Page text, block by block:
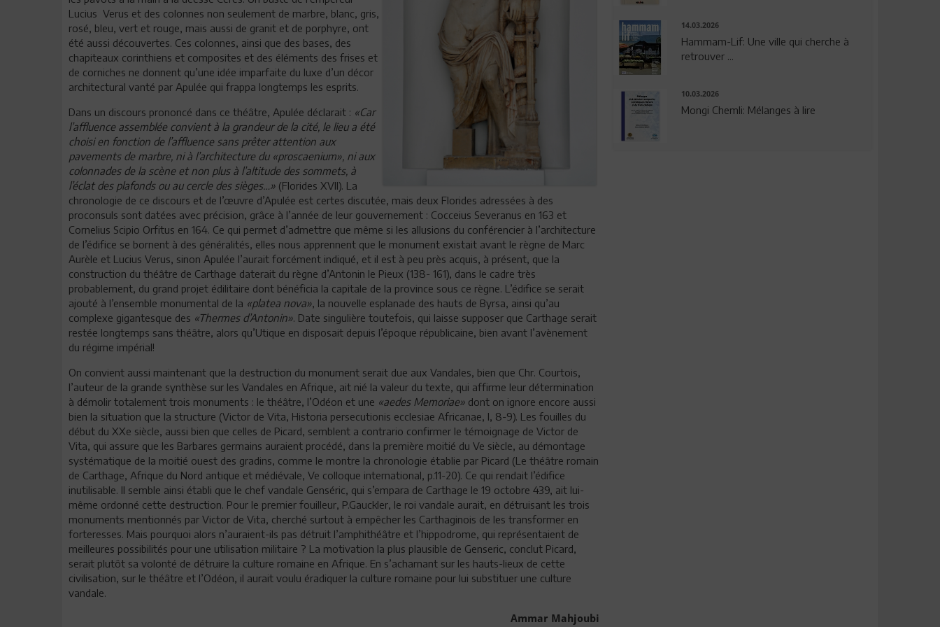
Lucius Verus et des colonnes non seulement de marbre, blanc, gris,
rosé, bleu, vert et rouge, mais aussi de granit et de porphyre, ont
été aussi découvertes. Ces colonnes, ainsi que des bases, des
chapiteaux corinthiens et composites et des éléments des frises et
de corniches ne donnent qu’une idée imparfaite du luxe d’un décor
architectural vanté par Apulée qui frappa longtemps les esprits.
Dans un discours prononcé dans ce théâtre, Apulée déclarait : «Car
l’affluence assemblée convient à la grandeur de la cité, le lieu a été
choisi en fonction de l’affluence sans prêter attention aux
pavements de marbre, ni à l’architecture du «proscaenium», ni aux
colonnades de la scène et non plus à l’altitude des sommets, à
l’éclat des plafonds ou au cercle des sièges…» (Florides XVII). La
chronologie de ce discours et de l’œuvre d’Apulée est certes discutée, mais deux Florides adressées à des
proconsuls sont datées avec précision, grâce à l’année de leur gouvernement : Cocceius Severanus en 163 et
Cornelius Scipio Orfitus en 164. Ce qui permet d’admettre que même si les allusions du conférencier à l’architecture
de l’édifice se bornent à des généralités, elles nous apprennent que le monument existait avant le règne de Marc
Aurèle et Lucius Verus, sinon Apulée l’aurait forcément indiqué, et il est à peu près acquis, à présent, que la
construction du théâtre de Carthage daterait du règne d’Antonin le Pieux (138- 161), dans le cadre très
probablement, du grand projet édilitaire dont bénéficia la capitale de la province sous ce règne. L’édifice se serait
ajouté à l’ensemble monumental de la «platea nova», la nouvelle esplanade des hauts de Byrsa, ainsi qu’au
complexe gigantesque des «Thermes d’Antonin». Date singulière toutefois, qui laisse supposer que Carthage serait
restée longtemps sans théâtre, alors qu’Utique en disposait depuis l’époque républicaine, bien avant l’avènement
du régime impérial!
On convient aussi maintenant que la destruction du monument serait due aux Vandales, bien que Chr. Courtois,
l’auteur de la grande synthèse sur les Vandales en Afrique, ait nié la valeur du texte, qui affirme leur détermination
à démolir totalement trois monuments : le théâtre, l’Odéon et une «aedes Memoriae» dont on ignore encore aussi
bien la situation que la structure (Victor de Vita, Historia persecutionis ecclesiae Africanae, I, 8-9). Les fouilles du
début du XXe siècle, aussi bien que celles de Picard, semblent a contrario confirmer le témoignage de Victor de
Vita, qui assure que les Barbares germains auraient procédé, dans la première moitié du Ve siècle, au démontage
systématique de la moitié ouest des gradins, comme le montre la chronologie établie par Picard (Le théâtre romain
de Carthage, Afrique du Nord antique et médiévale, Ve colloque international, p.11-20). Ce qui rendait l’édifice
inutilisable. Il semble ainsi établi que le chef vandale Genséric, qui s’empara de Carthage le 19 octobre 439, ait lui-
même ordonné cette destruction. Pour le premier fouilleur, P.Gauckler, le roi vandale aurait, en détruisant les trois
monuments mentionnés par Victor de Vita, cherché surtout à empêcher les Carthaginois de les transformer en
forteresses. Mais pourquoi alors n’auraient-ils pas détruit l’amphithéâtre et l’hippodrome, qui représentaient de
meilleures possibilités pour une utilisation militaire ? La motivation la plus plausible de Genseric, conclut Picard,
serait plutôt sa volonté de détruire la culture romaine en Afrique. En s’acharnant sur les hauts-lieux de cette
civilisation, sur le théâtre et l’Odéon, il aurait voulu éradiquer la culture romaine pour lui substituer une culture
vandale.
Ammar Mahjoubi
14.03.2026
Hammam-Lif: Une ville qui cherche à
retrouver ...
10.03.2026
Mongi Chemli: Mélanges à lire